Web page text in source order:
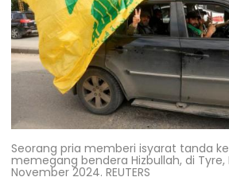
Seorang pria memberi isyarat tanda
memegang bendera Hizbullah, di Tyre,
November 2024. REUTERS